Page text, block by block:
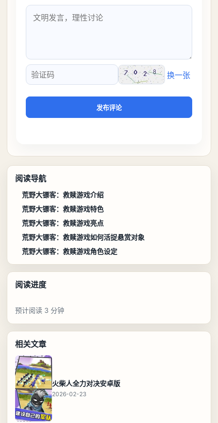
验证码
换一张
发布评论
阅读导航
荒野大镖客：救赎游戏介绍
荒野大镖客：救赎游戏特色
荒野大镖客：救赎游戏亮点
荒野大镖客：救赎游戏如何活捉悬赏对象
荒野大镖客：救赎游戏角色设定
阅读进度
预计阅读 3 分钟
相关文章
火柴人全力对决安卓版
2026-02-23